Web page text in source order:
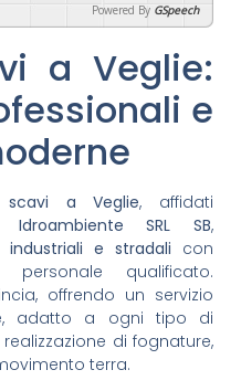
Powered By GSpeech
a Veglie:
e
a Veglie, affidati
Idroambiente SRL SB,
industriali e stradali con
personale qualificato.
offrendo un servizio
adatto a ogni tipo di
di fognature,
terra.